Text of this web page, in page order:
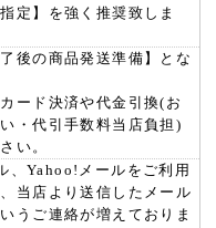
定】を強く推奨致しま
了後の商品発送準備】とな
ード決済や代金引換(お
・代引手数料当店負担)
い。
、Yahoo!メールをご利用
当店より送信したメール
うご連絡が増えておりま